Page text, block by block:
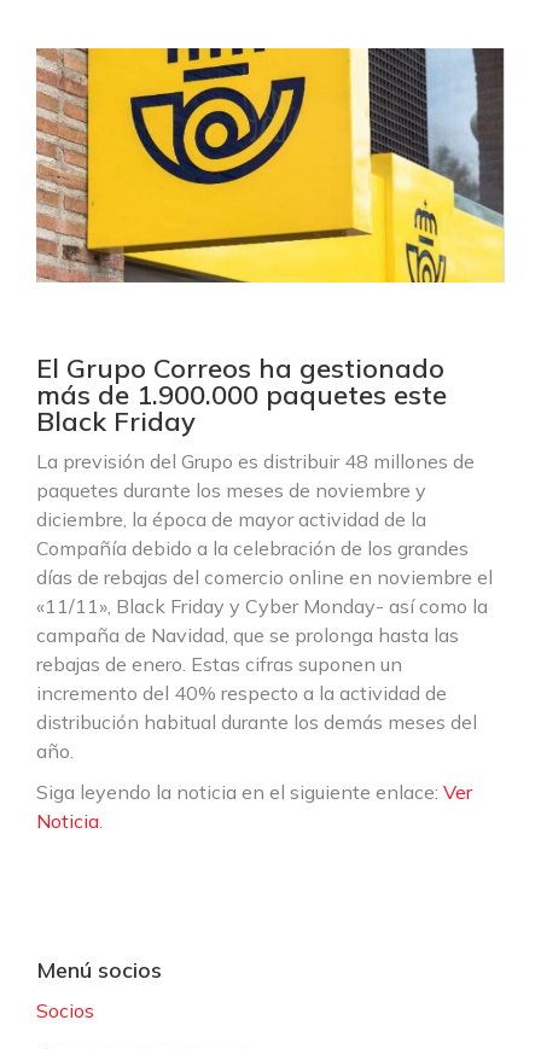
El Grupo Correos ha gestionado
más de 1.900.000 paquetes este
Black Friday
La previsión del Grupo es distribuir 48 millones de
paquetes durante los meses de noviembre y
diciembre, la época de mayor actividad de la
Compañía debido a la celebración de los grandes
días de rebajas del comercio online en noviembre el
«11/11», Black Friday y Cyber Monday- así como la
campaña de Navidad, que se prolonga hasta las
rebajas de enero. Estas cifras suponen un
incremento del 40% respecto a la actividad de
distribución habitual durante los demás meses del
año.
Siga leyendo la noticia en el siguiente enlace: Ver
Noticia.
Menú socios
Socios